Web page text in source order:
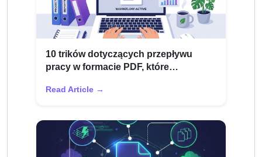
10 trików dotyczących przepływu
pracy w formacie PDF, które
ponad 3 godziny tygodniowo
Read Article →